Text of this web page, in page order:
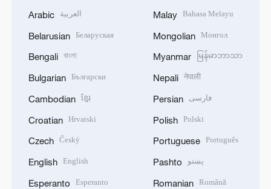
Arabic العربية
Belarusian Беларуская
Bengali বাংলা
Bulgarian Български
Cambodian ខ្មែរ
Croatian Hrvatski
Czech Český
English English
Esperanto Esperanto
Malay Bahasa Melayu
Mongolian Монгол
Myanmar မြန်မာဘာသာ
Nepali नेपाली
Persian فارسی
Polish Polski
Portuguese Português
Pashto پښتو
Romanian Română